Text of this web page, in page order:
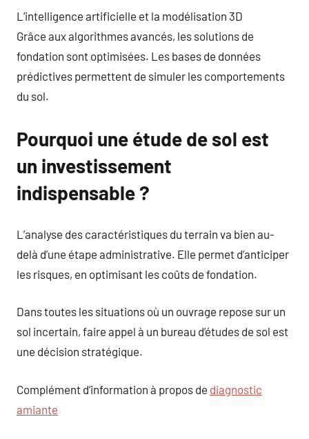
L’intelligence artificielle et la modélisation 3D
Grâce aux algorithmes avancés, les solutions de
fondation sont optimisées. Les bases de données
prédictives permettent de simuler les comportements
du sol.
Pourquoi une étude de sol est
un investissement
indispensable ?
L’analyse des caractéristiques du terrain va bien au-
delà d’une étape administrative. Elle permet d’anticiper
les risques, en optimisant les coûts de fondation.
Dans toutes les situations où un ouvrage repose sur un
sol incertain, faire appel à un bureau d’études de sol est
une décision stratégique.
Complément d’information à propos de diagnostic
amiante